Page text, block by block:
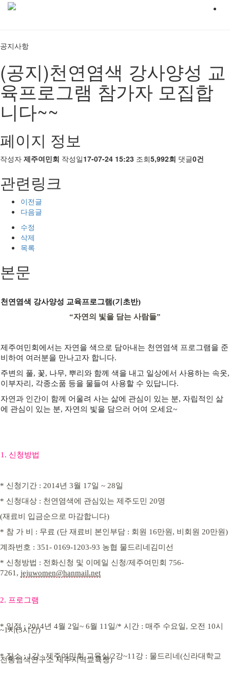
공지사항
(공지)천연염색 강사양성 교
육프로그램 참가자 모집합
니다~~
페이지 정보
작성자 제주여민회 작성일17-07-24 15:23 조회5,992회 댓글0건
관련링크
이전글
다음글
수정
삭제
목록
본문
천연염색 강사양성 교육프로그램(기초반)
“자연의 빛을 담는 사람들”
제주여민회에서는 자연을 색으로 담아내는 천연염색 프로그램을 준
비하여 여러분을 만나고자 합니다.
주변의 풀, 꽃, 나무, 뿌리와 함께 색을 내고 일상에서 사용하는 속옷,
이부자리, 각종소품 등을 물들여 사용할 수 있답니다.
자연과 인간이 함께 어울려 사는 삶에 관심이 있는 분, 자립적인 삶
에 관심이 있는 분, 자연의 빛을 담으러 어여 오세요~
1. 신청방법
* 신청기간 : 2014년 3월 17일 ~ 28일
* 신청대상 : 천연염색에 관심있는 제주도민 20명
(재료비 입금순으로 마감합니다)
* 참 가 비 : 무료 (단 재료비 본인부담 : 회원 16만원, 비회원 20만원)
계좌번호 : 351- 0169-1203-93 농협 물드리네김미선
* 신청방법 : 전화신청 및 이메일 신청/제주여민회 756-
7261, jejuwomen@hanmail.net
2. 프로그램
* 일정 : 2014년 4월 2일~ 6월 11일/* 시간 : 매주 수요일, 오전 10시
~1시(3시간)
* 장소 : 1강 : 제주여민회 교육실/2강~11강 : 물드리네(신라대학교
전통염색연구소 제주지역교육장)